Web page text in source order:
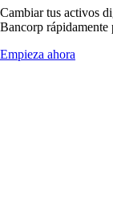
Cambiar tus activos
Bancorp rápidamente
Empieza ahora